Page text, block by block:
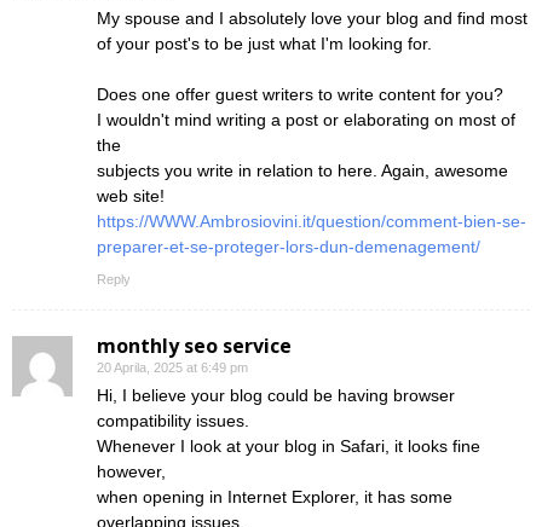
My spouse and I absolutely love your blog and find most
of your post's to be just what I'm looking for.
Does one offer guest writers to write content for you?
I wouldn't mind writing a post or elaborating on most of
the
subjects you write in relation to here. Again, awesome
web site!
https://WWW.Ambrosiovini.it/question/comment-bien-se-
preparer-et-se-proteger-lors-dun-demenagement/
Reply
monthly seo service
20 Aprila, 2025 at 6:49 pm
Hi, I believe your blog could be having browser
compatibility issues.
Whenever I look at your blog in Safari, it looks fine
however,
when opening in Internet Explorer, it has some
overlapping issues.